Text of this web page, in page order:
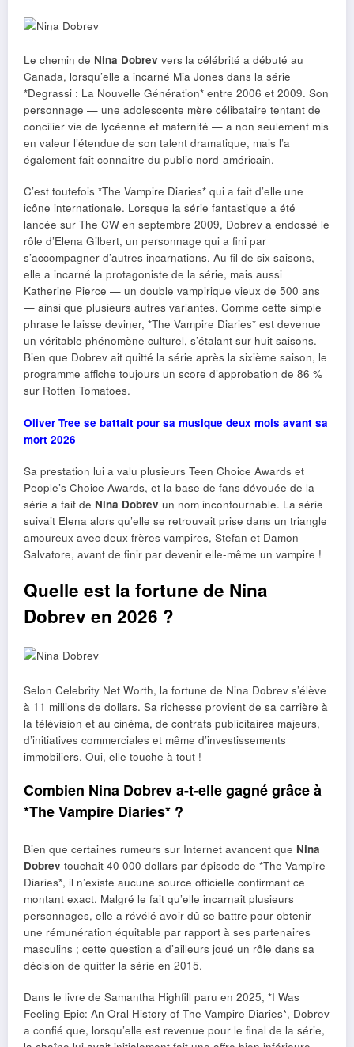
Le chemin de Nina Dobrev vers la célébrité a débuté au
Canada, lorsqu’elle a incarné Mia Jones dans la série
*Degrassi : La Nouvelle Génération* entre 2006 et 2009. Son
personnage — une adolescente mère célibataire tentant de
concilier vie de lycéenne et maternité — a non seulement mis
en valeur l’étendue de son talent dramatique, mais l’a
également fait connaître du public nord-américain.
C’est toutefois *The Vampire Diaries* qui a fait d’elle une
icône internationale. Lorsque la série fantastique a été
lancée sur The CW en septembre 2009, Dobrev a endossé le
rôle d’Elena Gilbert, un personnage qui a fini par
s’accompagner d’autres incarnations. Au fil de six saisons,
elle a incarné la protagoniste de la série, mais aussi
Katherine Pierce — un double vampirique vieux de 500 ans
— ainsi que plusieurs autres variantes. Comme cette simple
phrase le laisse deviner, *The Vampire Diaries* est devenue
un véritable phénomène culturel, s’étalant sur huit saisons.
Bien que Dobrev ait quitté la série après la sixième saison, le
programme affiche toujours un score d’approbation de 86 %
sur Rotten Tomatoes.
Oliver Tree se battait pour sa musique deux mois avant sa
mort 2026
Sa prestation lui a valu plusieurs Teen Choice Awards et
People’s Choice Awards, et la base de fans dévouée de la
série a fait de Nina Dobrev un nom incontournable. La série
suivait Elena alors qu’elle se retrouvait prise dans un triangle
amoureux avec deux frères vampires, Stefan et Damon
Salvatore, avant de finir par devenir elle-même un vampire !
Quelle est la fortune de Nina
Dobrev en 2026 ?
Selon Celebrity Net Worth, la fortune de Nina Dobrev s’élève
à 11 millions de dollars. Sa richesse provient de sa carrière à
la télévision et au cinéma, de contrats publicitaires majeurs,
d’initiatives commerciales et même d’investissements
immobiliers. Oui, elle touche à tout !
Combien Nina Dobrev a-t-elle gagné grâce à
*The Vampire Diaries* ?
Bien que certaines rumeurs sur Internet avancent que Nina
Dobrev touchait 40 000 dollars par épisode de *The Vampire
Diaries*, il n’existe aucune source officielle confirmant ce
montant exact. Malgré le fait qu’elle incarnait plusieurs
personnages, elle a révélé avoir dû se battre pour obtenir
une rémunération équitable par rapport à ses partenaires
masculins ; cette question a d’ailleurs joué un rôle dans sa
décision de quitter la série en 2015.
Dans le livre de Samantha Highfill paru en 2025, *I Was
Feeling Epic: An Oral History of The Vampire Diaries*, Dobrev
a confié que, lorsqu’elle est revenue pour le final de la série,